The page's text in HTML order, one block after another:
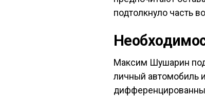
подтолкнуло часть
Максим Шушарин
личный автомобиль